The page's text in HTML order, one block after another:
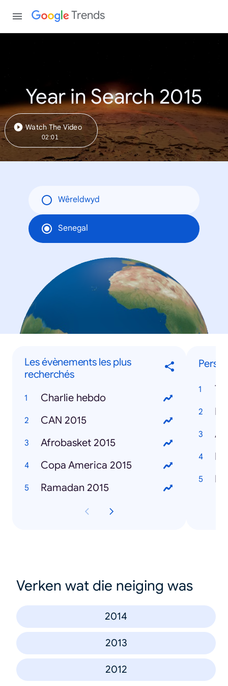
Trends
Year in Search 2015
Watch The Video
02:01
Wêreldwyd
Senegal
Les évènements les plus
recherchés
Charlie hebdo
CAN 2015
Afrobasket 2015
Copa America 2015
Ramadan 2015
Verken wat die neiging was
2014
2013
2012